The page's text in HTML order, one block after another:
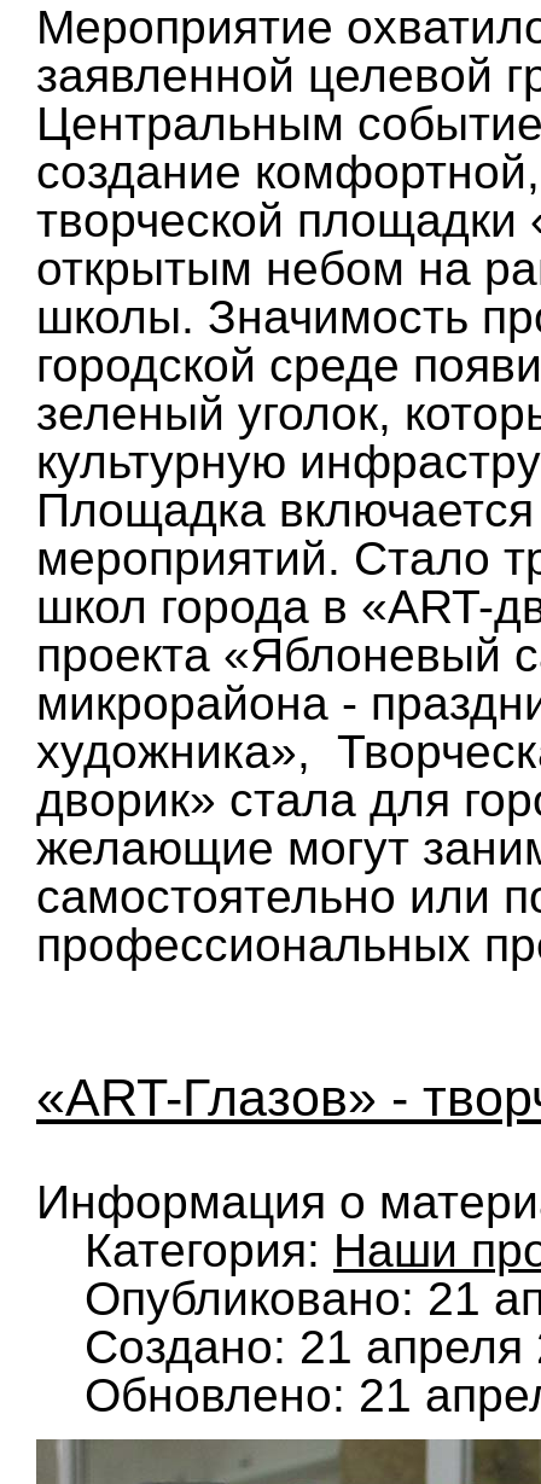
Мероприятие
заявленной целевой
Центральным
создание
творческой площадки
открытым небом на
школы. Значимость
городской среде
зеленый уголок,
культурную
Площадка
мероприятий. Стало
школ города в «ART-
проекта «Яблоневый
микрорайона -
художника»,
дворик» стала для
желающие могут
самостоятельно или
профессиональных
«ART-Глазов» -
Информация о
Категория: Наши
Опубликовано: 21
Создано: 21 апреля
Обновлено: 21